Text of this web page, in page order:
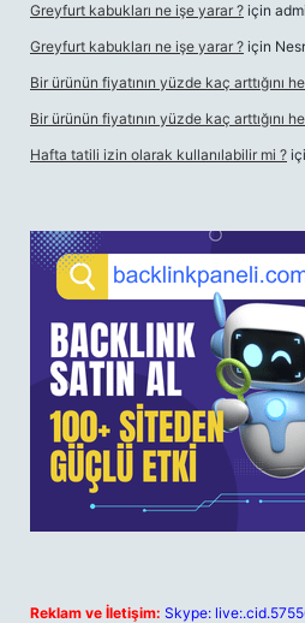
Greyfurt kabukları ne işe yarar ? için
Greyfurt kabukları ne işe yarar ? için
Bir ürünün fiyatının yüzde kaç arttığını
Bir ürünün fiyatının yüzde kaç arttığını
Hafta tatili izin olarak kullanılabilir mi ?
Reklam ve İletişim: Skype: